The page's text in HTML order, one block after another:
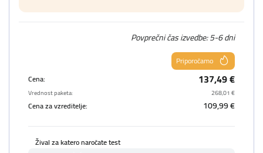
Povprečni čas izvedbe: 5-6 dni
Priporočamo
Cena:
137,49 €
Vrednost paketa: 268,01 €
Cena za vzreditelje: 109,99 €
Žival za katero naročate test